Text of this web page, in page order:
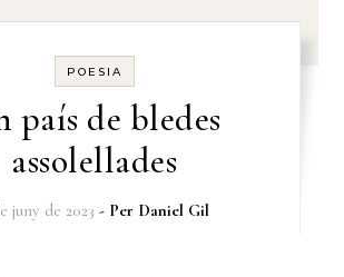
POESIA
país de bledes
assolellades
juny de 2023 - Per Daniel Gil